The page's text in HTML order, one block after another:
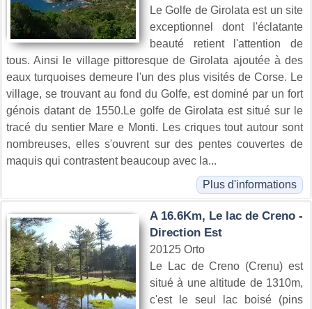
Le Golfe de Girolata est un site
exceptionnel dont l'éclatante
beauté retient l'attention de
tous. Ainsi le village pittoresque de Girolata ajoutée à des
eaux turquoises demeure l'un des plus visités de Corse. Le
village, se trouvant au fond du Golfe, est dominé par un fort
génois datant de 1550.Le golfe de Girolata est situé sur le
tracé du sentier Mare e Monti. Les criques tout autour sont
nombreuses, elles s'ouvrent sur des pentes couvertes de
maquis qui contrastent beaucoup avec la...
Plus d'informations
A 16.6Km, Le lac de Creno -
Direction Est
20125 Orto
Le Lac de Creno (Crenu) est
situé à une altitude de 1310m,
c'est le seul lac boisé (pins